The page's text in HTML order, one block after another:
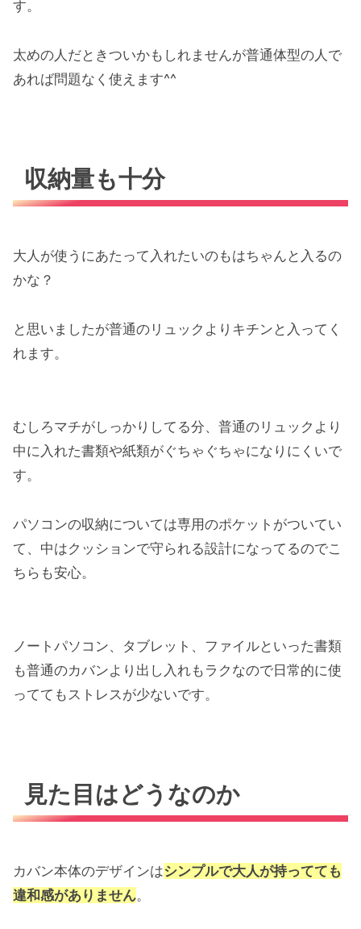
す。
太めの人だときついかもしれませんが普通体型の人で
あれば問題なく使えます^^
収納量も十分
大人が使うにあたって入れたいのもはちゃんと入るの
かな？
と思いましたが普通のリュックよりキチンと入ってく
れます。
むしろマチがしっかりしてる分、普通のリュックより
中に入れた書類や紙類がぐちゃぐちゃになりにくいで
す。
パソコンの収納については専用のポケットがついてい
て、中はクッションで守られる設計になってるのでこ
ちらも安心。
ノートパソコン、タブレット、ファイルといった書類
も普通のカバンより出し入れもラクなので日常的に使
っててもストレスが少ないです。
見た目はどうなのか
カバン本体のデザインはシンプルで大人が持ってても
違和感がありません。